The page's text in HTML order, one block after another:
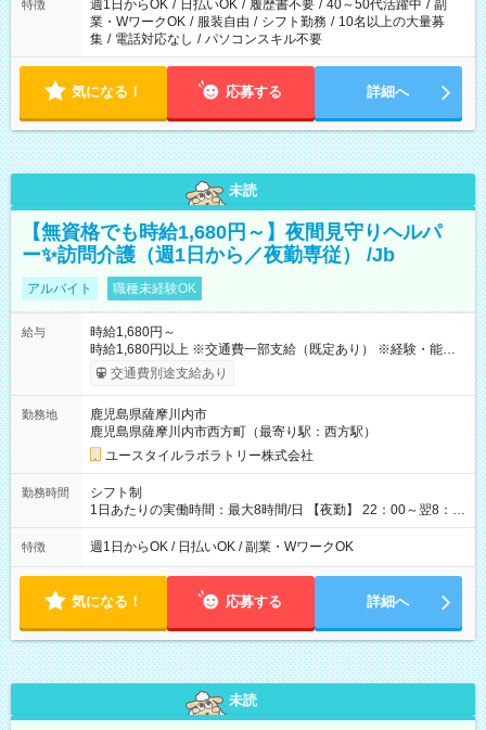
特徴 週1日からOK / 日払いOK / 履歴書不要 / 40～50代活躍中 / 副
業・WワークOK / 服装自由 / シフト勤務 / 10名以上の大量募
集 / 電話対応なし / パソコンスキル不要
気になる！ 応募する 詳細へ
未読
【無資格でも時給1,680円～】夜間見守りヘルパ
ー✨訪問介護（週1日から／夜勤専従） /Jb
アルバイト 職種未経験OK
給与
時給1,680円～
時給1,680円以上 ※交通費一部支給（既定あり） ※経験・能力を
考慮して決定します 【収入例】 週1回勤務の場合：1,680円×8時
間×4回=5万3,760円 週3回勤務の場合：1,680円×8時間×12回
月 ※ 雇用形態と給与に、本採用時と異なる部分があります。 雇
用形態：本採用時と同じです。 給与：時給 1,460円以上
交通費別途支給あり
勤務地
鹿児島県薩摩川内市
鹿児島県薩摩川内市西方町（最寄り駅：西方駅）
ユースタイルラボラトリー株式会社
勤務時間
シフト制
1日あたりの実働時間：最大8時間/日 【夜勤】 22：00～翌8：
00 ※週1日～OK ／ 夜勤専従 ※上記の時間内で8時間勤務（休憩
1時間）ご利用者様により、時間は異なります。 ※曜日固定（毎
特徴 週1日からOK / 日払いOK / 副業・WワークOK
気になる！ 応募する 詳細へ
未読